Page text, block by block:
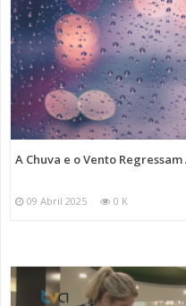
A Chuva e o Vento
09 Abril 2025 0 K